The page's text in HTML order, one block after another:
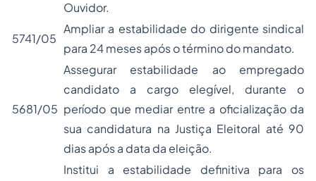
Ouvidor.
5741/05
Ampliar a estabilidade do dirigente sindical
para 24 meses após o término do mandato.
5681/05
Assegurar estabilidade ao empregado
candidato a cargo elegível, durante o
período que mediar entre a oficialização da
sua candidatura na Justiça Eleitoral até 90
dias após a data da eleição.
Institui a estabilidade definitiva para os